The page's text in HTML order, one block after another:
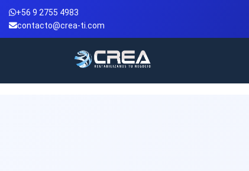
+56 9 2755 4983
contacto@crea-ti.com